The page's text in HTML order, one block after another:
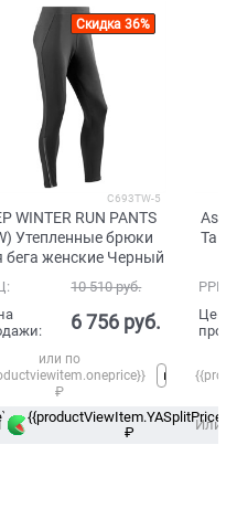
в
Сплит
Скидка 36%
C693TW-5
WINTER RUN PANTS
Утепленные брюки
бега женские Черный
10 510 руб.
6 756 руб.
или по
₽
₽
Или